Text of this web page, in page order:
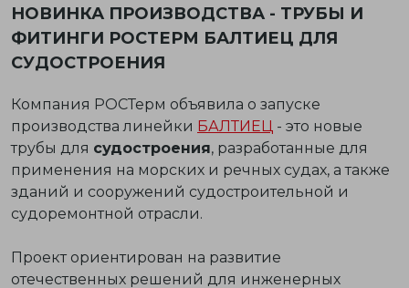
НОВИНКА ПРОИЗВОДСТВА - ТРУБЫ И
ФИТИНГИ РОСТЕРМ БАЛТИЕЦ ДЛЯ
СУДОСТРОЕНИЯ
Компания РОСТерм объявила о запуске
производства линейки БАЛТИЕЦ - это новые
трубы для судостроения, разработанные для
применения на морских и речных судах, а также
зданий и сооружений судостроительной и
судоремонтной отрасли.
Проект ориентирован на развитие
отечественных решений для инженерных